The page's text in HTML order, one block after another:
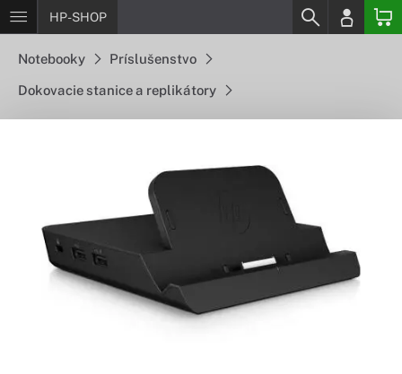
HP-SHOP
Notebooky Príslušenstvo
Dokovacie stanice a replikátory